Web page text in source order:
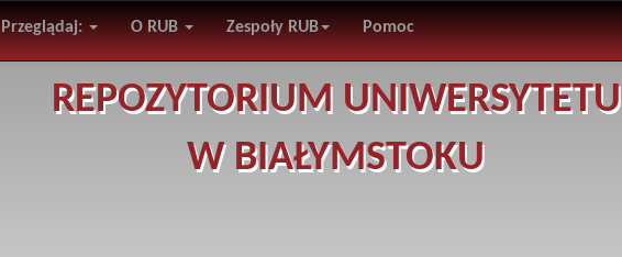
Przeglądaj: O RUB Zespoły RUB Pomoc
REPOZYTORIUM UNIWERSYTETU
W BIAŁYMSTOKU